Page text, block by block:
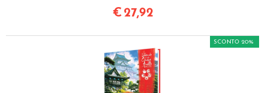
€ 27,92
SCONTO 20%